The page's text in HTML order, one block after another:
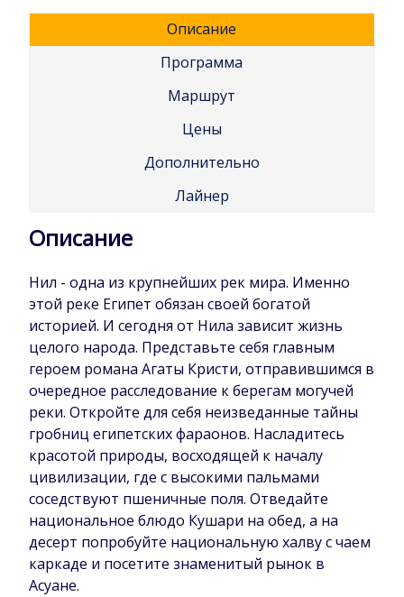
Описание
Программа
Маршрут
Цены
Дополнительно
Лайнер
Описание
Нил - одна из крупнейших рек мира. Именно
этой реке Египет обязан своей богатой
историей. И сегодня от Нила зависит жизнь
целого народа. Представьте себя главным
героем романа Агаты Кристи, отправившимся в
очередное расследование к берегам могучей
реки. Откройте для себя неизведанные тайны
гробниц египетских фараонов. Насладитесь
красотой природы, восходящей к началу
цивилизации, где с высокими пальмами
соседствуют пшеничные поля. Отведайте
национальное блюдо Кушари на обед, а на
десерт попробуйте национальную халву с чаем
каркаде и посетите знаменитый рынок в
Асуане.